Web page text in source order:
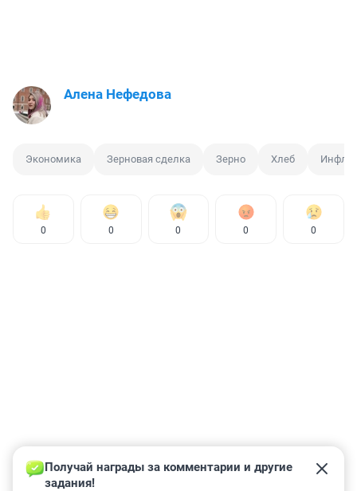
Алена Нефедова
Экономика Зерновая сделка Зерно Хлеб
0 0 0 0 0
Получай награды за комментарии и другие
задания!